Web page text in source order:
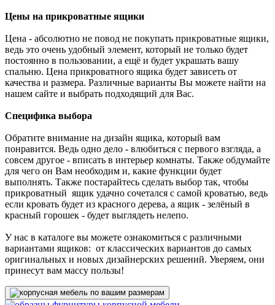
Цены на прикроватные ящики
Цена - абсолютно не повод не покупать прикроватные ящики,
ведь это очень удобный элемент, который не только будет
постоянно в пользовании, а ещё и будет украшать вашу
спальню. Цена прикроватного ящика будет зависеть от
качества и размера. Различные варианты Вы можете найти на
нашем сайте и выбрать подходящий для Вас.
Специфика выбора
Обратите внимание на дизайн ящика, который вам
понравится. Ведь одно дело - влюбиться с первого взгляда, а
совсем другое - вписать в интерьер комнаты. Также обдумайте
для чего он Вам необходим и, какие функции будет
выполнять. Также постарайтесь сделать выбор так, чтобы
прикроватный ящик удачно сочетался с самой кроватью, ведь
если кровать будет из красного дерева, а ящик - зелёный в
красный горошек - будет выглядеть нелепо.
У нас в каталоге вы можете ознакомиться с различными
вариантами ящиков: от классических вариантов до самых
оригинальных и новых дизайнерских решений. Уверяем, они
принесут вам массу пользы!